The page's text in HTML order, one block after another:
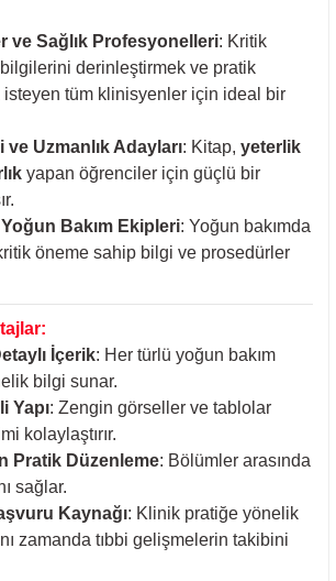
ve Sağlık Profesyonelleri: Kritik
bilgilerini derinleştirmek ve pratik
tüm klinisyenler için ideal bir
ve Uzmanlık Adayları: Kitap,yeterlik
yapan öğrenciler için güçlü bir
Bakım Ekipleri: Yoğun bakımda
öneme sahip bilgi ve prosedürler
İçerik: Her türlü yoğun bakım
bilgi sunar.
Yapı: Zengin görseller ve tablolar
kolaylaştırır.
Pratik Düzenleme: Bölümler arasında
sağlar.
Kaynağı: Klinik pratiğe yönelik
zamanda tıbbi gelişmelerin takibini